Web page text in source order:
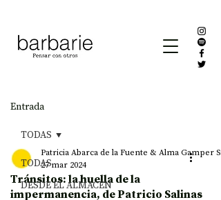
Entrada
TODAS
DESDE EL ALMACÉN
TODAS
Tránsitos: la huella de la
impermanencia, de Patricio Salinas
Patricia Abarca de la Fuente & Alma Gamper
27 mar 2024